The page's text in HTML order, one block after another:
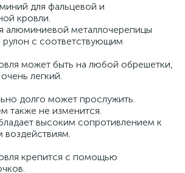
для фальцевой и
кровли.
алюминиевой металлочерепицы
рулон с соответствующим
может быть на любой обрешетки,
легкий.
долго может прослужить.
также не изменится.
высоким сопротивлением к
воздействиям.
крепится с помощью